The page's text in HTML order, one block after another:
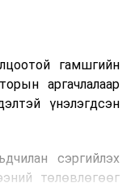
гамшгийн
аргачлалаар
үнэлэгдсэн
сэргийлэх
төлөвлөгөөг